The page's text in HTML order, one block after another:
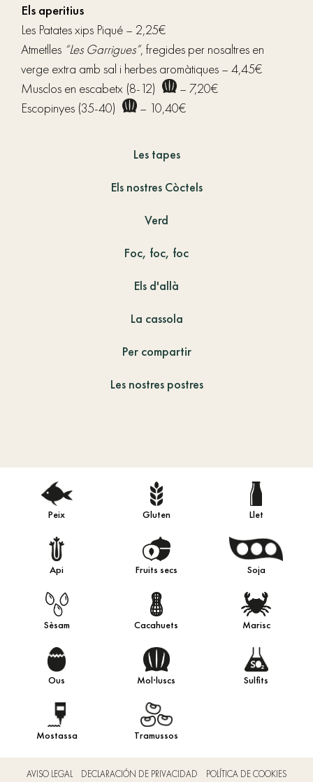
Les tapes
Els nostres Còctels
Verd
Foc, foc, foc
Els d'allà
La cassola
Per compartir
Les nostres postres
Els aperitius
Les Patates xips Piqué – 2,25€
Atmetlles “Les Garrigues”, fregides per nosaltres en
verge extra amb sal i herbes aromàtiques – 4,45€
Musclos en escabetx (8-12)
– 7,20€
Escopinyes (35-40)
– 10,40€
Peix Gluten Llet
Api Fruits secs Soja
Sèsam Cacahuets Marisc
Ous Mol·luscs Sulfits
Mostassa Tramussos
AVISO LEGAL DECLARACIÓN DE PRIVACIDAD POLÍTICA DE COOKIES